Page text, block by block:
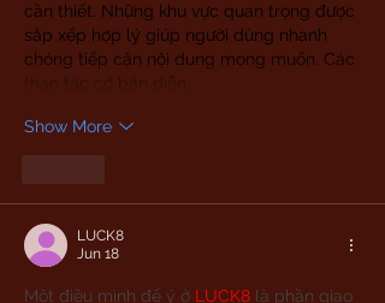
cần thiết. Những khu vực quan trọng được
sắp xếp hợp lý giúp người dùng nhanh
chóng tiếp cận nội dung mong muốn. Các
thao tác cơ bản diễn…
Show More
LUCK8
Jun 18
Một điều mình để ý ở LUCK8 là phần giao